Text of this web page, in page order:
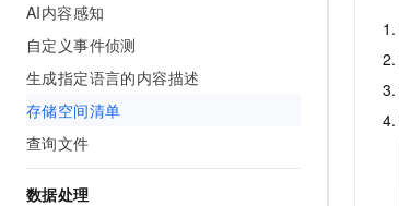
AI内容感知
自定义事件侦测
生成指定语言的内容描述
存储空间清单
查询文件
数据处理